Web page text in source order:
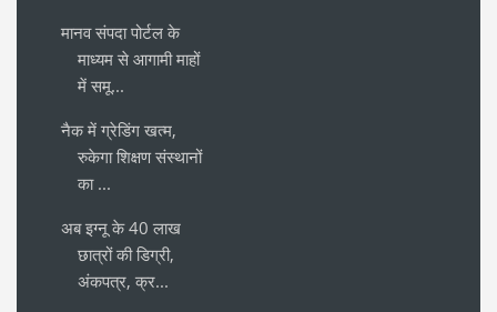
मानव संपदा पोर्टल के
माध्यम से आगामी माहों
में समू...
नैक में ग्रेडिंग खत्म,
रुकेगा शिक्षण संस्थानों
का ...
अब इग्नू के 40 लाख
छात्रों की डिग्री,
अंकपत्र, क्र...